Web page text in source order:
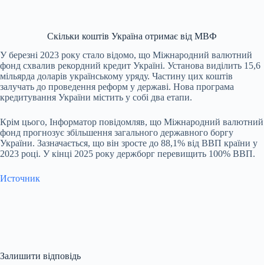
Скільки коштів Україна отримає від МВФ
У березні 2023 року стало відомо, що Міжнародний валютний
фонд схвалив рекордний кредит Україні. Установа виділить 15,6
мільярда доларів українському уряду. Частину цих коштів
залучать до проведення реформ у державі. Нова програма
кредитування України містить у собі два етапи.
Крім цього, Інформатор повідомляв, що Міжнародний валютний
фонд прогнозує збільшення загального державного боргу
України. Зазначається, що він зросте до 88,1% від ВВП країни у
2023 році. У кінці 2025 року держборг перевищить 100% ВВП.
Источник
Залишити відповідь